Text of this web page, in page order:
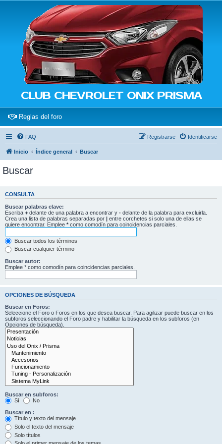
CLUB CHEVROLET ONIX PRISMA
Reglas del foro(Opens a new tab)
FAQ Identificarse
Registrarse
Inicio Índice general Buscar
Buscar
CONSULTA
Buscar palabras clave:
Escriba + delante de una palabra a encontrar y - delante de la palabra para excluirla.
Crea una lista de palabras separadas por | entre corchetes si solo una de ellas se
quiere encontrar. Emplee * como comodín para coincidencias parciales.
Buscar todos los términos
Buscar cualquier término
Buscar autor:
Emplee * como comodín para coincidencias parciales.
OPCIONES DE BÚSQUEDA
Buscar en Foros:
Seleccione el Foro o Foros en los que desea buscar. Para agilizar puede buscar en los
subforos seleccionando el Foro padre y habilitar la búsqueda en los subforos (en
Opciones de búsqueda).
Buscar en subforos:
Sí
No
Buscar en :
Título y texto del mensaje
Solo el texto del mensaje
Solo títulos